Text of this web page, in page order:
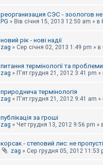
реорганизация СЭС - зоологов
PG » Вів січня 15, 2013 12:50 am » в
новий рік - нові надії
zag » Сер січня 02, 2013 1:49 pm » в
питання термінології та
zag » П'ят грудня 21, 2012 3:41 pm »
природнича термінологія
zag » П'ят грудня 21, 2012 9:41 am »
публікація за гроші
zag » Чет грудня 13, 2012 9:56 pm »
корсак - степовий лис: не
zag » Сер грудня 05, 2012 11:53